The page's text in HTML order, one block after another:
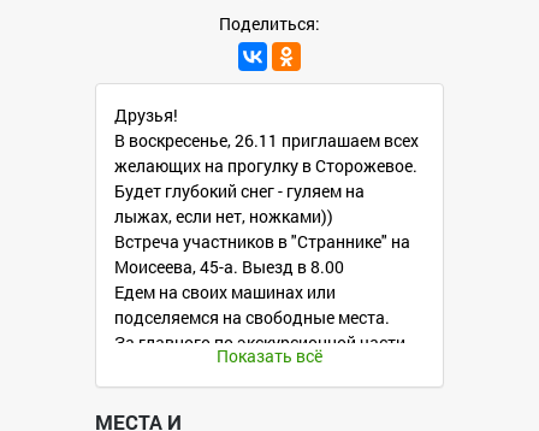
Поделиться:
Друзья!
В воскресенье, 26.11 приглашаем всех
желающих на прогулку в Сторожевое.
Будет глубокий снег - гуляем на
лыжах, если нет, ножками))
Встреча участников в "Страннике" на
Моисеева, 45-а. Выезд в 8.00
Едем на своих машинах или
подселяемся на свободные места.
За главного по экскурсионной части -
Константин Старооскольский.
План прогулки: От Титчихи идем к
Титчихинским каменоломням, потом
Показать всё
МЕСТА И